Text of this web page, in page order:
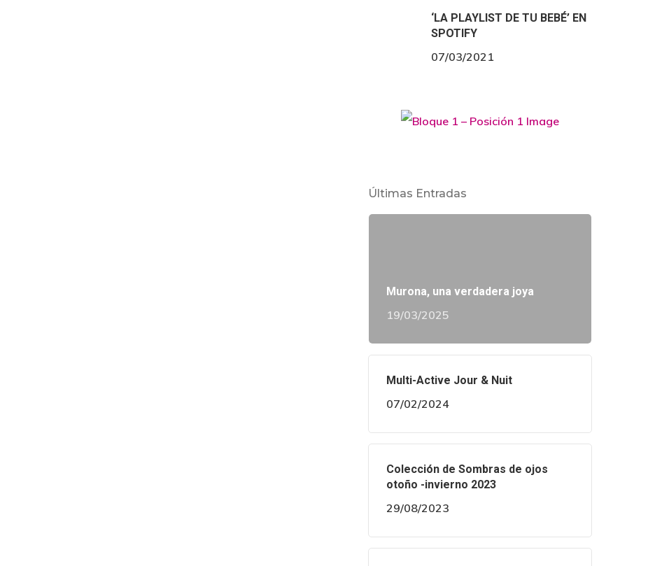
‘LA PLAYLIST DE TU BEBÉ’ EN
SPOTIFY
07/03/2021
Últimas Entradas
Murona, una verdadera joya
19/03/2025
Multi-Active Jour & Nuit
07/02/2024
Colección de Sombras de ojos
otoño -invierno 2023
29/08/2023